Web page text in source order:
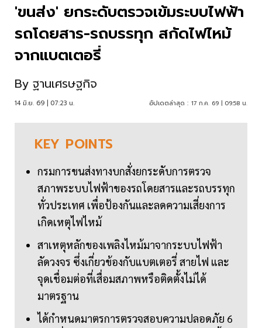
'ขนส่ง' ยกระดับตรวจเข้มระบบไฟฟ้า
รถโดยสาร-รถบรรทุก สกัดไฟไหม้
จากแบตเตอรี่
By ฐานเศรษฐกิจ
14 มิ.ย. 69 | 07:23 น. อัปเดตล่าสุด : 17 ก.ค. 69 | 09:58 น.
KEY POINTS
กรมการขนส่งทางบกสั่งยกระดับการตรวจ
สภาพระบบไฟฟ้าของรถโดยสารและรถบรรทุก
ทั่วประเทศ เพื่อป้องกันและลดความเสี่ยงการ
เกิดเหตุไฟไหม้
สาเหตุหลักของเพลิงไหม้มาจากระบบไฟฟ้า
ลัดวงจร ซึ่งเกี่ยวข้องกับแบตเตอรี่ สายไฟ และ
จุดเชื่อมต่อที่เสื่อมสภาพหรือติดตั้งไม่ได้
มาตรฐาน
ได้กำหนดมาตรการตรวจสอบความปลอดภัย 6